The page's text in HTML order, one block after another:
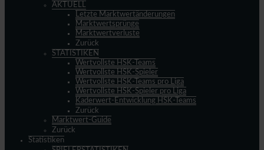
AKTUELL
Letzte Marktwertänderungen
Marktwertsprünge
Marktwertverluste
Zurück
STATISTIKEN
Wertvollste HSK-Teams
Wertvollste HSK-Spieler
Wertvollste HSK-Teams pro Liga
Wertvollste HSK-Spieler pro Liga
Kaderwert-Entwicklung HSK-Teams
Zurück
Marktwert-Guide
Zurück
Statistiken